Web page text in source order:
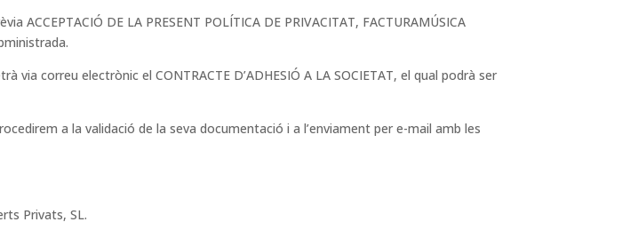
DE LA PRESENT POLÍTICA DE PRIVACITAT, FACTURAMÚSICA
correu electrònic el CONTRACTE D’ADHESIÓ A LA SOCIETAT, el qual podrà ser
a la validació de la seva documentació i a l’enviament per e-mail amb les
Privats, SL.